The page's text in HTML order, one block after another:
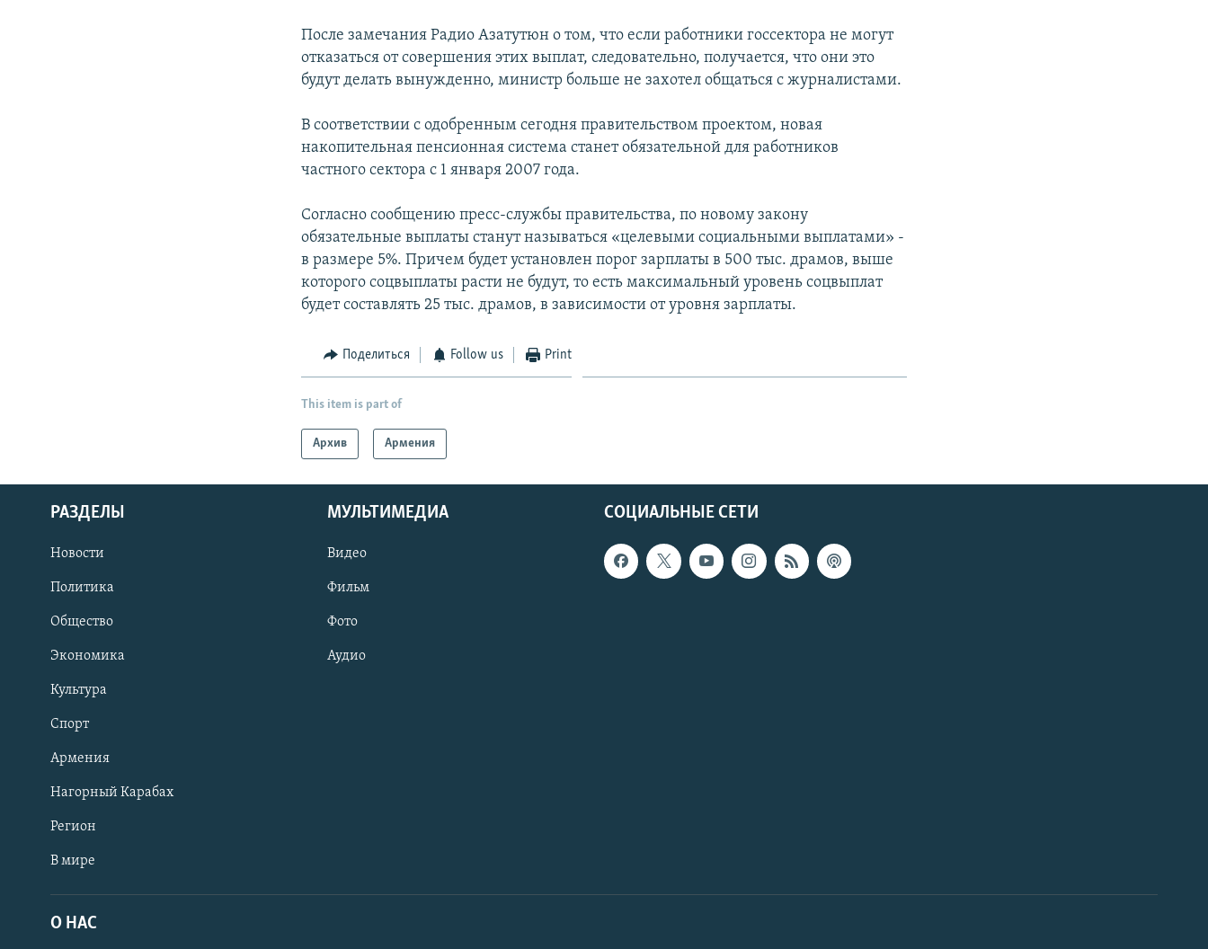
После замечания Радио Азатутюн о том, что если работники госсектора не могут
отказаться от совершения этих выплат, следовательно, получается, что они это
будут делать вынужденно, министр больше не захотел общаться с журналистами.
В соответствии с одобренным сегодня правительством проектом, новая
накопительная пенсионная система станет обязательной для работников
частного сектора с 1 января 2007 года.
Согласно сообщению пресс-службы правительства, по новому закону
обязательные выплаты станут называться «целевыми социальными выплатами» -
в размере 5%. Причем будет установлен порог зарплаты в 500 тыс. драмов, выше
которого соцвыплаты расти не будут, то есть максимальный уровень соцвыплат
будет составлять 25 тыс. драмов, в зависимости от уровня зарплаты.
Поделиться Follow us Print
This item is part of
Архив Армения
СОЦИАЛЬНЫЕ СЕТИ
РАЗДЕЛЫ
Новости
Политика
Общество
Экономика
Культура
Спорт
Армения
Нагорный Карабах
Регион
В мире
МУЛЬТИМЕДИА
Видео
Фильм
Фото
Аудио
О НАС